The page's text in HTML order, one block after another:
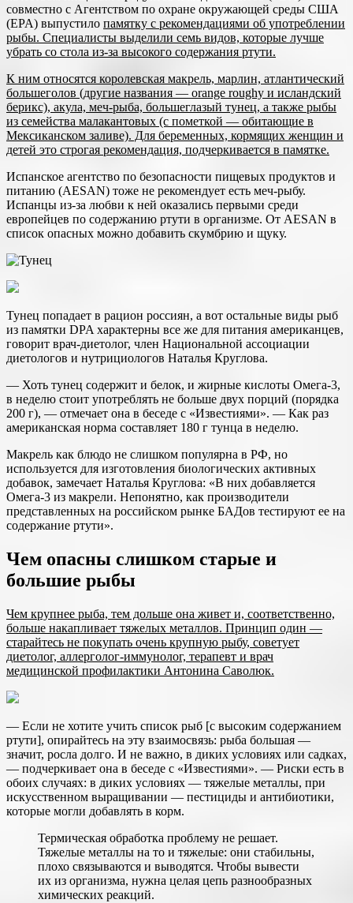
совместно с Агентством по охране окружающей среды США
(EPA) выпустило памятку с рекомендациями об употреблении
рыбы. Специалисты выделили семь видов, которые лучше
убрать со стола из-за высокого содержания ртути.
К ним относятся королевская макрель, марлин, атлантический
большеголов (другие названия — orange roughy и исландский
берикс), акула, меч-рыба, большеглазый тунец, а также рыбы
из семейства малакантовых (с пометкой — обитающие в
Мексиканском заливе). Для беременных, кормящих женщин и
детей это строгая рекомендация, подчеркивается в памятке.
Испанское агентство по безопасности пищевых продуктов и
питанию (AESAN) тоже не рекомендует есть меч-рыбу.
Испанцы из-за любви к ней оказались первыми среди
европейцев по содержанию ртути в организме. От AESAN в
список опасных можно добавить скумбрию и щуку.
Тунец попадает в рацион россиян, а вот остальные виды рыб
из памятки DPA характерны все же для питания американцев,
говорит врач-диетолог, член Национальной ассоциации
диетологов и нутрициологов Наталья Круглова.
— Хоть тунец содержит и белок, и жирные кислоты Омега-3,
в неделю стоит употреблять не больше двух порций (порядка
200 г), — отмечает она в беседе с «Известиями». — Как раз
американская норма составляет 180 г тунца в неделю.
Макрель как блюдо не слишком популярна в РФ, но
используется для изготовления биологических активных
добавок, замечает Наталья Круглова: «В них добавляется
Омега-3 из макрели. Непонятно, как производители
представленных на российском рынке БАДов тестируют ее на
содержание ртути».
Чем опасны слишком старые и
большие рыбы
Чем крупнее рыба, тем дольше она живет и, соответственно,
больше накапливает тяжелых металлов. Принцип один —
старайтесь не покупать очень крупную рыбу, советует
диетолог, аллерголог-иммунолог, терапевт и врач
медицинской профилактики Антонина Саволюк.
— Если не хотите учить список рыб [с высоким содержанием
ртути], опирайтесь на эту взаимосвязь: рыба большая —
значит, росла долго. И не важно, в диких условиях или садках,
— подчеркивает она в беседе с «Известиями». — Риски есть в
обоих случаях: в диких условиях — тяжелые металлы, при
искусственном выращивании — пестициды и антибиотики,
которые могли добавлять в корм.
Термическая обработка проблему не решает.
Тяжелые металлы на то и тяжелые: они стабильны,
плохо связываются и выводятся. Чтобы вывести
их из организма, нужна целая цепь разнообразных
химических реакций.